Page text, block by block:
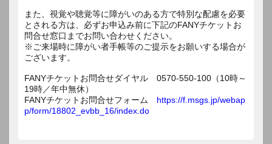
また、視覚や聴覚等に障がいのある方で特別な配慮を必要
とされる方は、必ずお申込み前に下記のFANYチケットお
問合せ窓口までお問い合わせください。
※ご来場時に障がい者手帳等のご提示をお願いする場合が
ございます。
FANYチケットお問合せダイヤル 0570-550-100（10時～
19時／年中無休）
FANYチケットお問合せフォーム https://f.msgs.jp/webap
p/form/18802_evbb_16/index.do